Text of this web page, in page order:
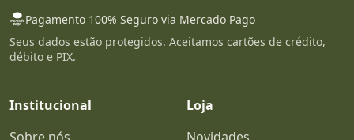
Pagamento 100% Seguro via Mercado Pago
Seus dados estão protegidos. Aceitamos cartões de crédito,
débito e PIX.
Institucional
Loja